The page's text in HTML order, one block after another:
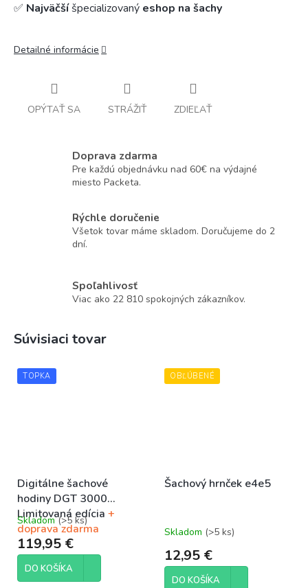
✅ Najväčšíšpecializovaný eshop na šachy
Detailné informácie
OPÝTAŤ SA STRÁŽIŤ ZDIEĽAŤ
Doprava zdarma
Pre každú objednávku nad 60€ na výdajné
miesto Packeta.
Rýchle doručenie
Všetok tovar máme skladom. Doručujeme do 2
dní.
Spoľahlivosť
Viac ako 22 810 spokojných zákazníkov.
Súvisiaci tovar
TOPKA
Digitálne šachové
hodiny DGT 3000
Limitovaná edícia +
doprava zdarma
Priemerné
hodnotenie
produktu
5,0
Skladom(>5 ks)
119,95 €
DO KOŠÍKA
OBĽÚBENÉ
Šachový hrnček e4e5
Skladom (>5 ks)
12,95 €
DO KOŠÍKA